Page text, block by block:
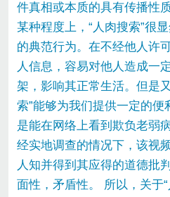
件真相或本质的具有传播性
某种程度上，“人肉搜索”很
的典范行为。在不经他人许
人信息，容易对他人造成一
架，影响其正常生活。但是
索”能够为我们提供一定的
是能在网络上看到欺负老弱
经实地调查的情况下，该视
人知并得到其应得的道德批
面性，矛盾性。 所以，关于